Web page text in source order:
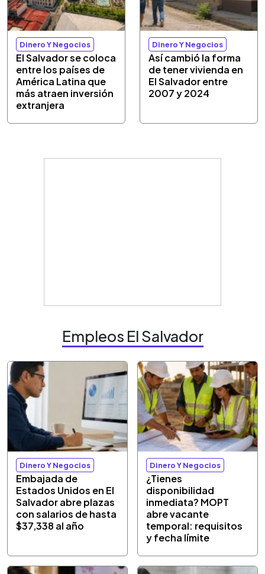
Dinero Y Negocios
El Salvador se coloca
entre los países de
América Latina que
más atraen inversión
extranjera
Dinero Y Negocios
Así cambió la forma
de tener vivienda en
El Salvador entre
2007 y 2024
Empleos El Salvador
Dinero Y Negocios
Embajada de
Estados Unidos en El
Salvador abre plazas
con salarios de hasta
$37,338 al año
Dinero Y Negocios
¿Tienes
disponibilidad
inmediata? MOPT
abre vacante
temporal: requisitos
y fecha límite